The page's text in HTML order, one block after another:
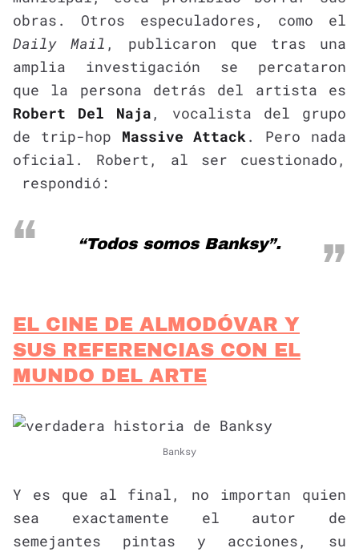
obras. Otros especuladores, como el
Daily Mail , publicaron que tras una
amplia investigación se percataron
que la persona detrás del artista es
Robert Del Naja , vocalista del grupo
de trip-hop Massive Attack . Pero nada
oficial. Robert, al ser cuestionado,
respondió:
“Todos somos Banksy”.
EL CINE DE ALMODÓVAR Y
SUS REFERENCIAS CON EL
MUNDO DEL ARTE
Banksy
Y es que al final, no importan quien
sea exactamente el autor de
semejantes pintas y acciones, su